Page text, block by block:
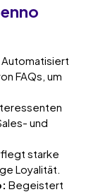
Automatisiert
FAQs, um
und
starke
Loyalität.
Begeistert